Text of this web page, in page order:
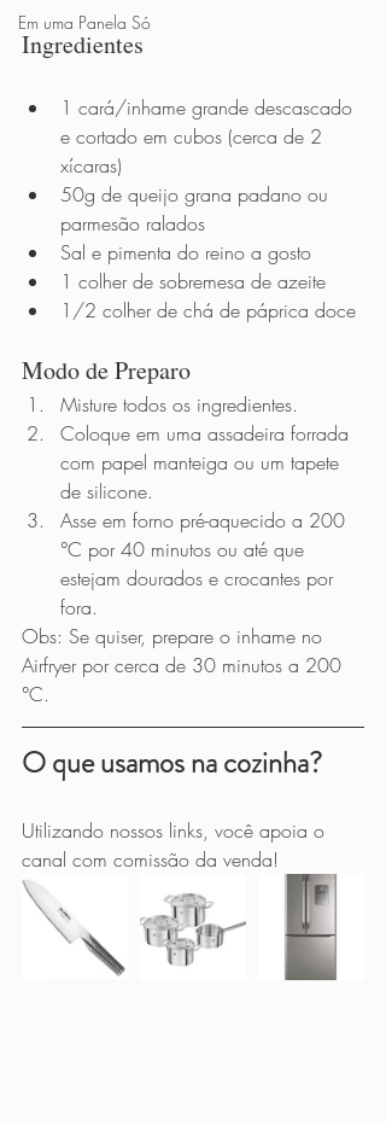
Em uma Panela Só
Ingredientes
1 cará/inhame grande descascado
e cortado em cubos (cerca de 2
xícaras)
50g de queijo grana padano ou
parmesão ralados
Sal e pimenta do reino a gosto
1 colher de sobremesa de azeite
1/2 colher de chá de páprica doce
Modo de Preparo
Misture todos os ingredientes.
Coloque em uma assadeira forrada
com papel manteiga ou um tapete
de silicone.
Asse em forno pré-aquecido a 200
°C por 40 minutos ou até que
estejam dourados e crocantes por
fora.
Obs: Se quiser, prepare o inhame no
Airfryer por cerca de 30 minutos a 200
°C.
O que usamos na cozinha?
Utilizando nossos links, você apoia o
canal com comissão da venda!